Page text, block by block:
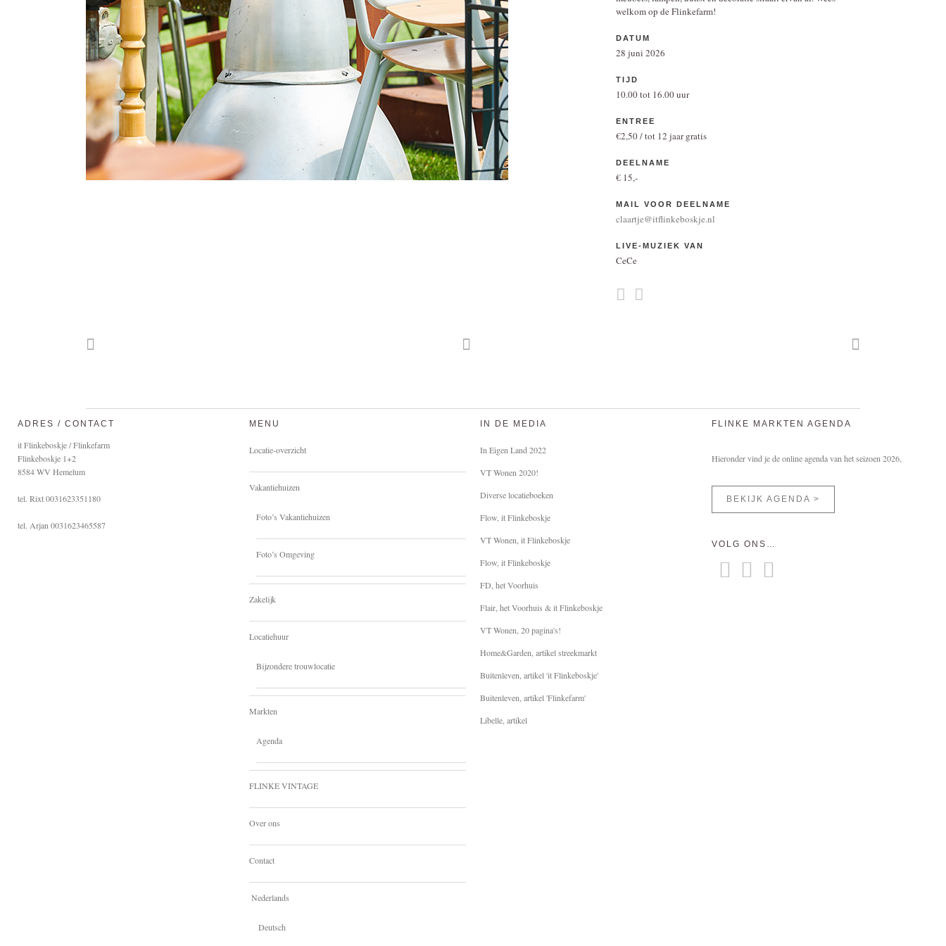
welkom op de Flinkefarm!
DATUM
28 juni 2026
TIJD
10.00 tot 16.00 uur
ENTREE
€2,50 / tot 12 jaar gratis
DEELNAME
€ 15,-
MAIL VOOR DEELNAME
claartje@itflinkeboskje.nl
LIVE-MUZIEK VAN
CeCe
ADRES / CONTACT
it Flinkeboskje / Flinkefarm
Flinkeboskje 1+2
8584 WV Hemelum
tel. Rixt 0031623351180
tel. Arjan 0031623465587
MENU
Locatie-overzicht
Vakantiehuizen
Foto’s Vakantiehuizen
Foto’s Omgeving
Zakelijk
Locatiehuur
Bijzondere trouwlocatie
Markten
Agenda
FLINKE VINTAGE
Over ons
Contact
Nederlands
Deutsch
IN DE MEDIA
In Eigen Land 2022
VT Wonen 2020!
Diverse locatieboeken
Flow, it Flinkeboskje
VT Wonen, it Flinkeboskje
Flow, it Flinkeboskje
FD, het Voorhuis
Flair, het Voorhuis & it Flinkeboskje
VT Wonen, 20 pagina's!
Home&Garden, artikel streekmarkt
Buitenleven, artikel 'it Flinkeboskje'
Buitenleven, artikel 'Flinkefarm'
Libelle, artikel
FLINKE MARKTEN AGENDA
Hieronder vind je de online agenda van het seizoen 2026,
BEKIJK AGENDA >
VOLG ONS…